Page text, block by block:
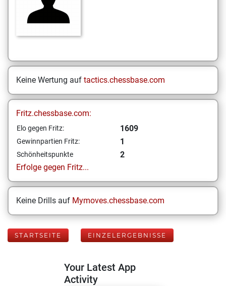
Keine Wertung auf tactics.chessbase.com
Fritz.chessbase.com:
Elo gegen Fritz: 1609
Gewinnpartien Fritz: 1
Schönheitspunkte
2
Erfolge gegen Fritz...
Keine Drills auf Mymoves.chessbase.com
STARTSEITE EINZELERGEBNISSE
Your Latest App
Activity